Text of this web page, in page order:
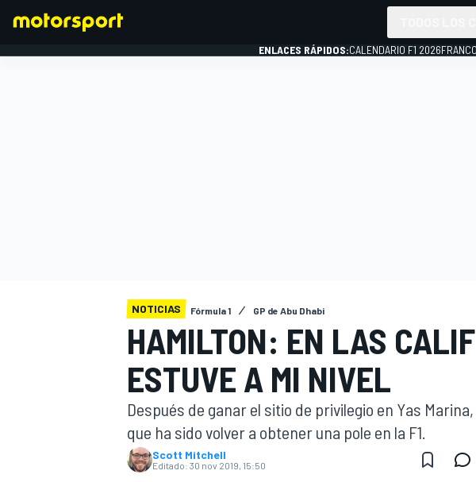
INDYCAR
ENLACES RÁPIDOS:CALENDARIO F1 2026
NOTICIAS Fórmula 1 GP de Abu Dhabi
HAMILTON: EN LAS
ESTUVE A MI NIVEL
Después de ganar el sitio de privilegio en Yas
que ha sido volver a obtener una pole en la F1.
Scott Mitchell
Editado: 30 nov 2019, 15:50